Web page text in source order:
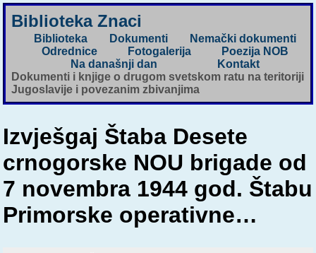
Biblioteka Znaci
Biblioteka Dokumenti
Nemački dokumenti
Odrednice
Fotogalerija
Poezija NOB
Na današnji dan
Kontakt
Dokumenti i knjige o drugom svetskom ratu na teritoriji
Jugoslavije i povezanim zbivanjima
Izvješgaj Štaba Desete
crnogorske NOU brigade od
7 novembra 1944 god. Štabu
Primorske operativne…